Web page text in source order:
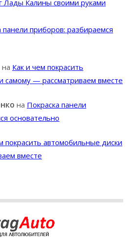
Лады Калины своими руками
панели приборов: разбираемся
на Как и чем покрасить
самому — рассматриваем вместе
на Покраска панели
основательно
покрасить автомобильные диски
вместе